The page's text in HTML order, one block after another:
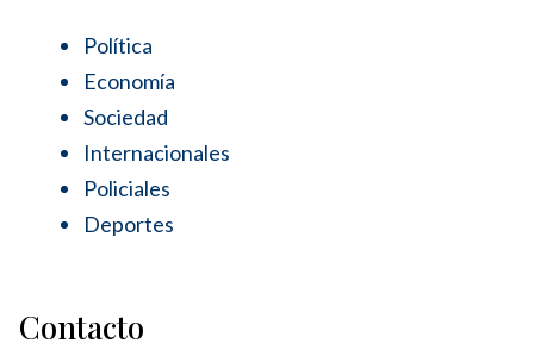
Política
Economía
Sociedad
Internacionales
Policiales
Deportes
Contacto